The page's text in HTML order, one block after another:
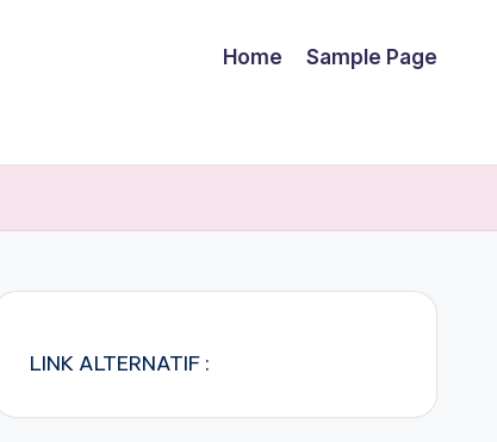
Home Sample Page
LINK ALTERNATIF :